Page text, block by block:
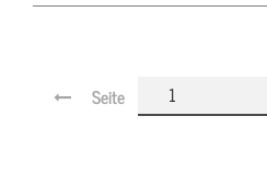
Seite